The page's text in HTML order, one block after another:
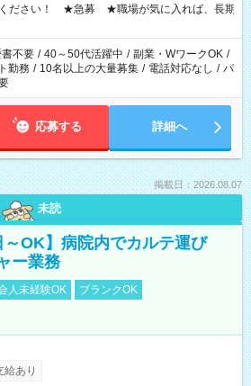
き、週20時間以上勤務は社会保険への加入対
働者派遣法（日雇い派遣の原則禁止）によ
間の就業はご案内が難しい場合があります
ください！ ★急募 ★職場が気に入れば、長期
書不要 / 40～50代活躍中 / 副業・WワークOK /
勤務 / 10名以上の大量募集 / 電話対応なし / パ
応募する 詳細へ
掲載日：2026.08.07
未読
～OK】病院内でカルテ運び
ー業務
人未経験OK
ブランクOK
給あり